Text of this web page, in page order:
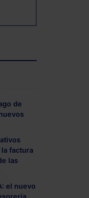
de
factura
las
el nuevo